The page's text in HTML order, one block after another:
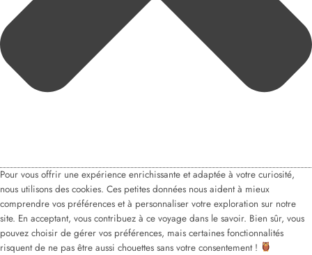
Pour vous offrir une expérience enrichissante et adaptée à votre curiosité,
nous utilisons des cookies. Ces petites données nous aident à mieux
comprendre vos préférences et à personnaliser votre exploration sur notre
site. En acceptant, vous contribuez à ce voyage dans le savoir. Bien sûr, vous
pouvez choisir de gérer vos préférences, mais certaines fonctionnalités
risquent de ne pas être aussi chouettes sans votre consentement !